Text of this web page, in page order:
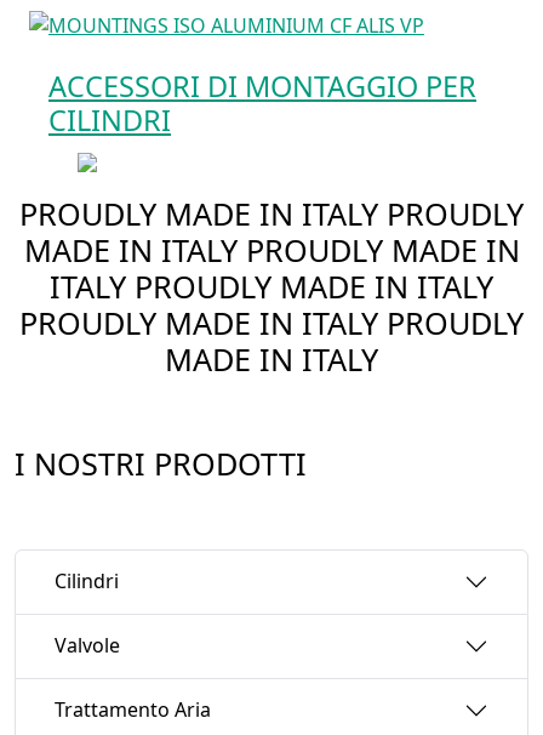
ACCESSORI DI MONTAGGIO PER
CILINDRI
PROUDLY MADE IN ITALY PROUDLY
MADE IN ITALYPROUDLY MADE IN
ITALY PROUDLY MADE IN ITALY
PROUDLY MADE IN ITALY PROUDLY
MADE IN ITALY
I NOSTRI PRODOTTI
Cilindri
Valvole
Trattamento Aria